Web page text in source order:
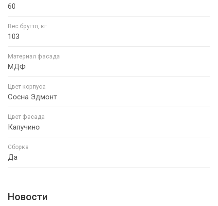
60
Вес брутто, кг
103
Материал фасада
МДФ
Цвет корпуса
Сосна Эдмонт
Цвет фасада
Капучино
Сборка
Да
Новости